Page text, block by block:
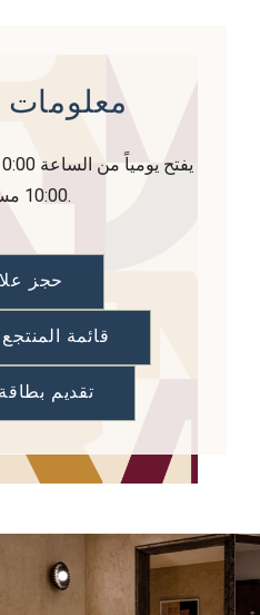
معلومات
10:00 مساءً.
حجز
قائمة
تقديم